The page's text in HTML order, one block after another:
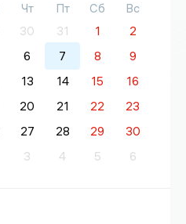
Чт Пт Сб
Вс
30 31 1
2
6 7 8
9
13 14 15
16
20 21 22
23
27 28 29
30
3 4 5 6